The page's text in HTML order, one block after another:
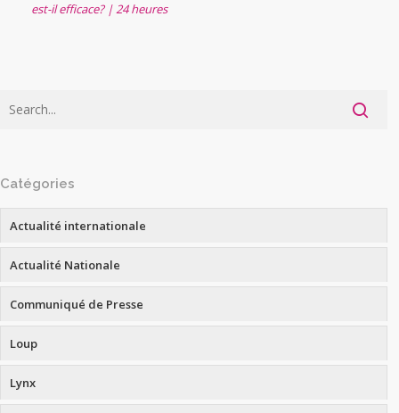
est-il efficace? | 24 heures
Catégories
Actualité internationale
Actualité Nationale
Communiqué de Presse
Loup
Lynx